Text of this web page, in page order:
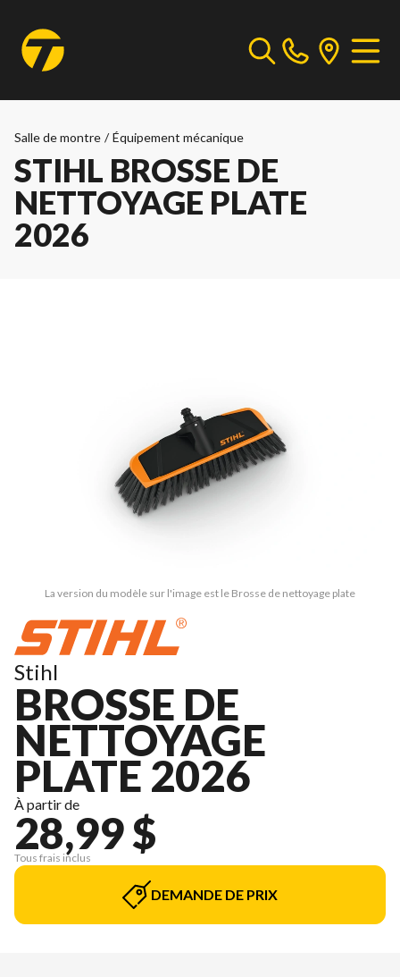
Salle de montre / Équipement mécanique
STIHL BROSSE DE
NETTOYAGE PLATE
2026
La version du modèle sur l'image est le Brosse de nettoyage plate
Stihl
BROSSE DE
NETTOYAGE
PLATE 2026
À partir de
28,99 $
Tous frais inclus
DEMANDE DE PRIX